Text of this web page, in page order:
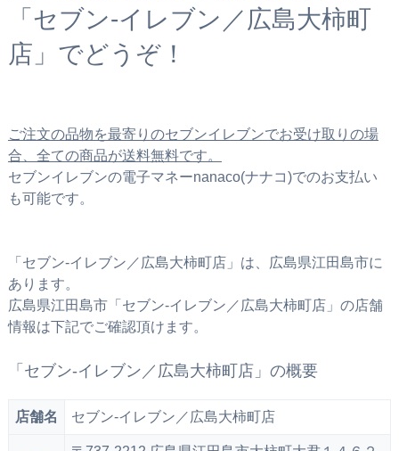
「セブン‐イレブン／広島大柿町
店」でどうぞ！
ご注文の品物を最寄りのセブンイレブンでお受け取りの場
合、全ての商品が送料無料です。
セブンイレブンの電子マネーnanaco(ナナコ)でのお支払い
も可能です。
「セブン‐イレブン／広島大柿町店」は、広島県江田島市に
あります。
広島県江田島市「セブン‐イレブン／広島大柿町店」の店舗
情報は下記でご確認頂けます。
「セブン‐イレブン／広島大柿町店」の概要
店舗名 セブン‐イレブン／広島大柿町店